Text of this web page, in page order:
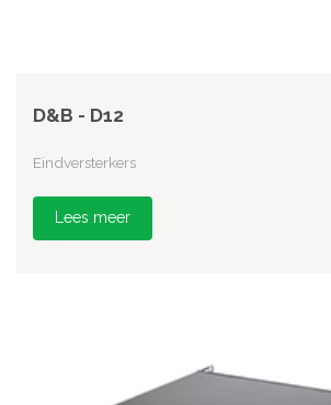
D&B - D12
Eindversterkers
Lees meer